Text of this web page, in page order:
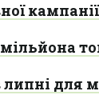
для